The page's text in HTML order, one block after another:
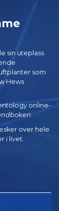
sin uteplass
som
Hews
online-
.
over hele
i livet.